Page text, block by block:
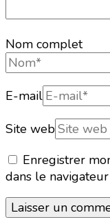
Nom complet
E-mail
Site web
Enregistrer
dans le